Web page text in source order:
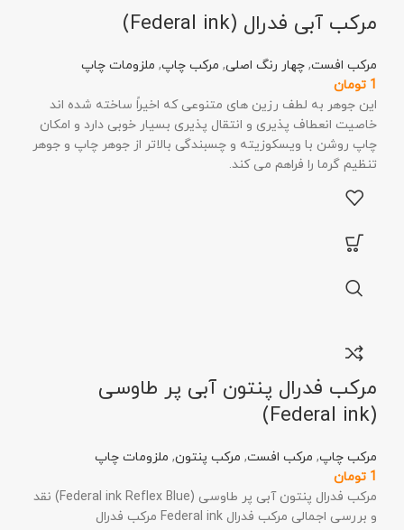
مرکب آبی فدرال (Federal ink)
مرکب افست, چهار رنگ اصلی, مرکب چاپ, ملزومات چاپ
1 تومان
این جوهر به لطف رزین های متنوعی که اخیراً ساخته شده اند
خاصیت انعطاف پذیری و انتقال پذیری بسیار خوبی دارد و امکان
چاپ روشن با ویسکوزیته و چسبندگی بالاتر از جوهر چاپ و جوهر
تنظیم گرما را فراهم می کند.
مرکب فدرال پنتون آبی پر طاوسی
(Federal ink)
مرکب چاپ, مرکب افست, مرکب پنتون, ملزومات چاپ
1 تومان
مرکب فدرال پنتون آبی پر طاوسی (Federal ink Reflex Blue) نقد
و بررسی اجمالی مرکب فدرال Federal ink مرکب فدرال